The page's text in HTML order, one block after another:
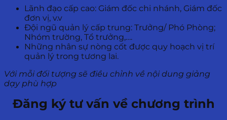
Lãnh đạo cấp cao: Giám đốc chi nhánh, Giám đốc
đơn vị, v.v
Đội ngũ quản lý cấp trung: Trưởng/ Phó Phòng;
Nhóm trường, Tổ trưởng,….
Những nhân sự nòng cốt được quy hoạch vị trí
quản lý trong tương lai.
Với mỗi đối tượng sẽ điều chỉnh về nội dung giảng
dạy phù hợp
Đăng ký tư vấn về chương trình